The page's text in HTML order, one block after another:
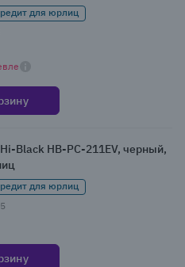
для юрлиц
Black HB-PC-211EV, черный,
для юрлиц